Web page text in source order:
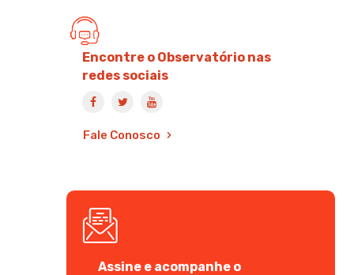
Encontre o Observatório nas
redes sociais
Fale Conosco
Assine e acompanhe o